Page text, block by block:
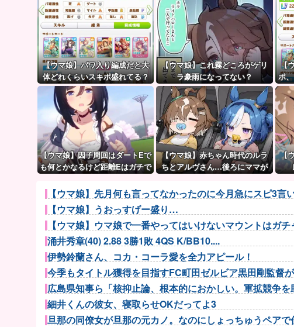
【ウマ娘】パワ入り編成だと大
体どれくらいスキポ盛れてる？
【ウマ娘】これ霧どころがゲリ
ラ豪雨になってない？
【
ポ
ャ
【ウマ娘】因子周回はダートEで
も何とかなるけど距離Eはガチで
【ウマ娘】赤ちゃん時代のルラ
ちとアルヴさん…後ろにママが
【
【ウマ娘】先月何も言ってなかったのに今月急にスピ3言
【ウマ娘】うおっすげー盛り…
【ウマ娘】ウマ娘で一番やってはいけないマウントはガ
涌井秀章(40) 2.88 3勝1敗 4QS K/BB10....
伊勢鈴蘭さん、コカ・コーラ愛を全力アピール！
今季もタイトル獲得を目指すFC町田ゼルビア黒田剛監督
広島県知事ら「核抑止論、根本的におかしい。軍拡競争を
細井くんの彼女、寝取らせOKだってよ3
旦那の同僚女が旦那の元カノ。なのにしょっちゅうペアで